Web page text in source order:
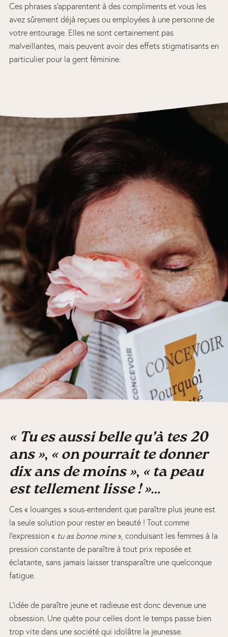
Ces phrases s’apparentent à des compliments et vous les
avez sûrement déjà reçues ou employées à une personne de
votre entourage. Elles ne sont certainement pas
malveillantes, mais peuvent avoir des effets stigmatisants en
particulier pour la gent féminine.
« Tu es aussi belle qu’à tes 20
ans », « on pourrait te donner
dix ans de moins », « ta peau
est tellement lisse ! »…
Ces « louanges » sous-entendent que paraître plus jeune est
la seule solution pour rester en beauté ! Tout comme
l’expression « tu as bonne mine », conduisant les femmes à la
pression constante de paraître à tout prix reposée et
éclatante, sans jamais laisser transparaître une quelconque
fatigue.
L’idée de paraître jeune et radieuse est donc devenue une
obsession. Une quête pour celles dont le temps passe bien
trop vite dans une société qui idolâtre la jeunesse.